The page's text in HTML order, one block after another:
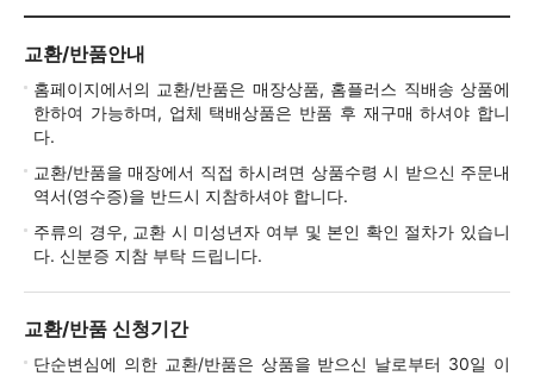
교환/반품안내
홈페이지에서의 교환/반품은 매장상품, 홈플러스 직배송 상품에
한하여 가능하며, 업체 택배상품은 반품 후 재구매 하셔야 합니
다.
교환/반품을 매장에서 직접 하시려면 상품수령 시 받으신 주문내
역서(영수증)을 반드시 지참하셔야 합니다.
주류의 경우, 교환 시 미성년자 여부 및 본인 확인 절차가 있습니
다. 신분증 지참 부탁 드립니다.
교환/반품 신청기간
단순변심에 의한 교환/반품은 상품을 받으신 날로부터 30일 이